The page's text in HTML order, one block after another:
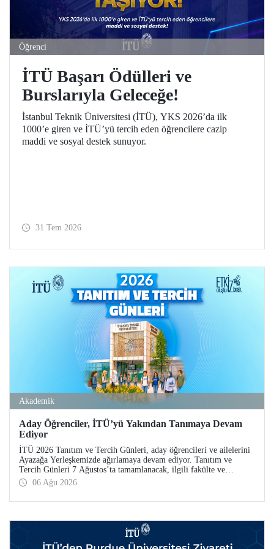
Öğrenci
İTÜ Başarı Ödülleri ve
Burslarıyla Geleceğe!
İstanbul Teknik Üniversitesi (İTÜ), YKS 2026’da ilk
1000’e giren ve İTÜ’yü tercih eden öğrencilere cazip
maddi ve sosyal destek sunuyor.
31 Tem 2026
Akademik
Aday Öğrenciler, İTÜ’yü Yakından Tanımaya Devam
Ediyor
İTÜ 2026 Tanıtım ve Tercih Günleri, aday öğrencileri ve ailelerini
Ayazağa Yerleşkemizde ağırlamaya devam ediyor. Tanıtım ve
Tercih Günleri 7 Ağustos’ta tamamlanacak, ilgili fakülte ve
birimler adaylara bilgi vermeye devam edecek.
06 Ağu 2026